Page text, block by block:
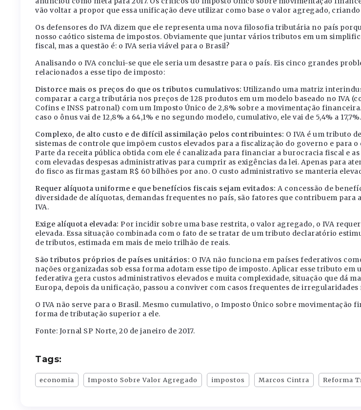
vão voltar a propor que essa unificação deve utilizar como base o valor agregado,
Os defensores do IVA dizem que ele representa uma nova filosofia tributária no país
nosso caótico sistema de impostos. Obviamente que juntar vários tributos em um
fiscal, mas a questão é: o IVA seria viável para o Brasil?
Analisando o IVA conclui-se que ele seria um desastre para o país. Eis cinco grandes
relacionados a esse tipo de imposto:
Distorce mais os preços do que os tributos cumulativos: Utilizando uma matriz
comparar a carga tributária nos preços de 128 produtos em um modelo baseado no IVA
Cofins e INSS patronal) com um Imposto Único de 2,8% sobre a movimentação
caso o ônus vai de 12,8% a 64,1% e no segundo modelo, cumulativo, ele vai de 5,4% a 17,7%.
Complexo, de alto custo e de difícil assimilação pelos contribuintes: O IVA é um tributo
sistemas de controle que impõem custos elevados para a fiscalização do governo e para
Parte da receita pública obtida com ele é canalizada para financiar a burocracia fiscal e
com elevadas despesas administrativas para cumprir as exigências da lei. Apenas para
do fisco as firmas gastam R$ 60 bilhões por ano. O custo administrativo se manteria
Requer alíquota uniforme e que benefícios fiscais sejam evitados: A concessão de
diversidade de alíquotas, demandas frequentes no país, são fatores que contribuem para
IVA.
Exige alíquota elevada: Por incidir sobre uma base restrita, o valor agregado, o IVA
elevada. Essa situação combinada com o fato de se tratar de um tributo declaratório
de tributos, estimada em mais de meio trilhão de reais.
São tributos próprios de países unitários: O IVA não funciona em países federativos
nações organizadas sob essa forma adotam esse tipo de imposto. Aplicar esse tributo em
federativa gera custos administrativos elevados e muita complexidade, situação que dá
Europa, depois da unificação, passou a conviver com casos frequentes de irregularidades
O IVA não serve para o Brasil. Mesmo cumulativo, o Imposto Único sobre movimentação
forma de tributação superior a ele.
Fonte: Jornal SP Norte, 20 de janeiro de 2017.
Tags:
economia Imposto Sobre Valor Agregado impostos Marcos Cintra Reforma